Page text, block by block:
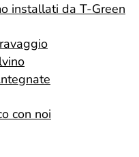
installati da T-Green
con noi